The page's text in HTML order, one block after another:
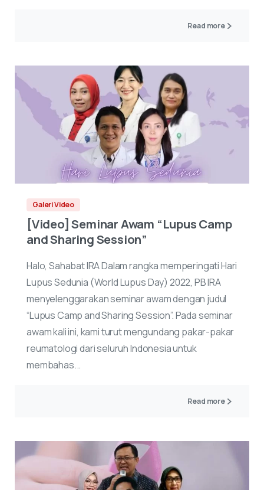
Read more
Galeri Video
[Video] Seminar Awam “Lupus Camp
and Sharing Session”
Halo, Sahabat IRA Dalam rangka memperingati Hari
Lupus Sedunia (World Lupus Day) 2022, PB IRA
menyelenggarakan seminar awam dengan judul
“Lupus Camp and Sharing Session”. Pada seminar
awam kali ini, kami turut mengundang pakar-pakar
reumatologi dari seluruh Indonesia untuk
membahas...
Read more